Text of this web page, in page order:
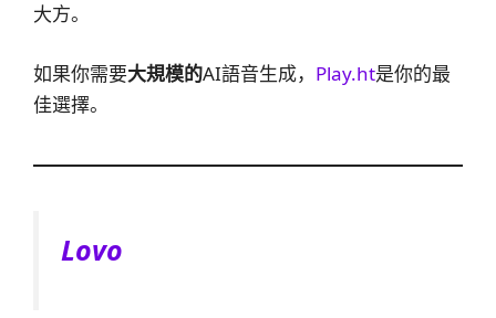
大方。
如果你需要大規模的AI語音生成， Play.ht是你的最
佳選擇。
Lovo